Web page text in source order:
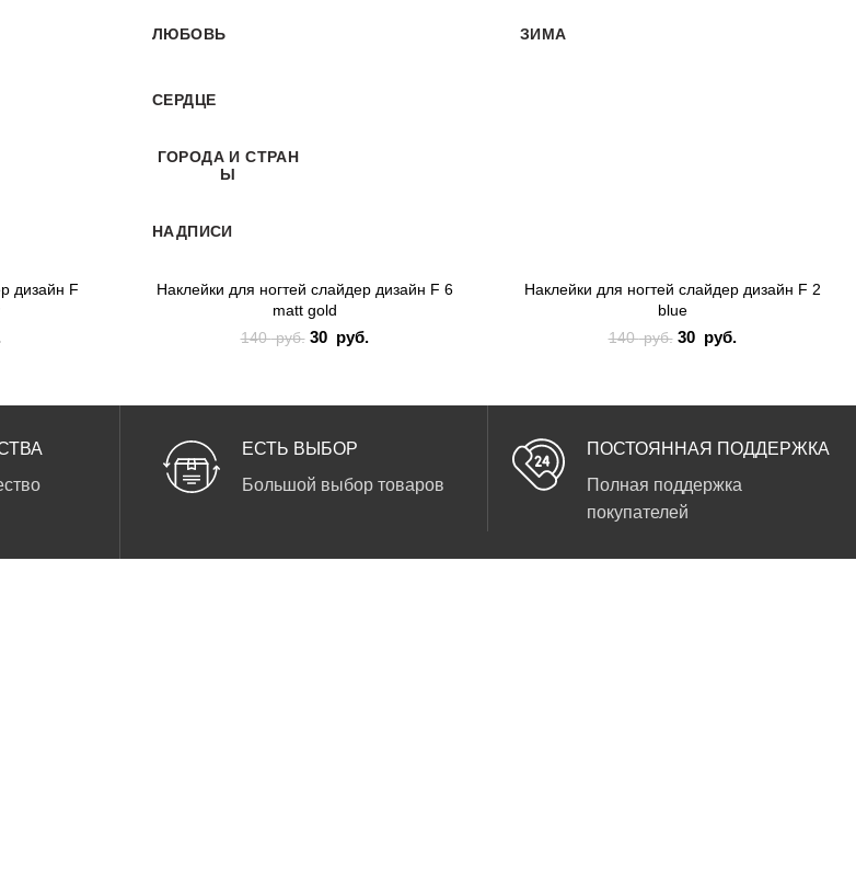
дизайн F
ЛЮБОВЬ
СЕРДЦЕ
ГОРОДА И СТРАН
Ы
НАДПИСИ
Наклейки для ногтей слайдер дизайн F 6
matt gold
140руб.
Первоначальная
30 руб.
ЗИМА
Наклейки для ногтей слайдер дизайн F 2
blue
140руб.
Первоначальная
30 руб.
ЕСТЬ ВЫБОР
Большой выбор товаров
ПОСТОЯННАЯ ПОДДЕРЖКА
Полная поддержка
покупателей